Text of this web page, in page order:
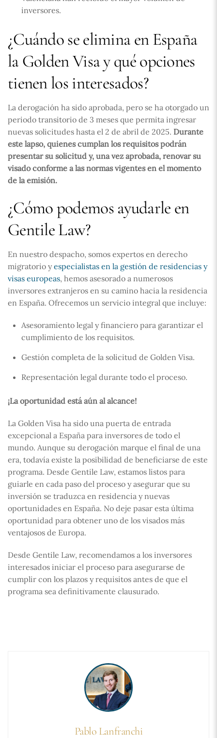
inversores.
¿Cuándo se elimina en España
la Golden Visa y qué opciones
tienen los interesados?
La derogación ha sido aprobada, pero se ha otorgado un
periodo transitorio de 3 meses que permita ingresar
nuevas solicitudes hasta el 2 de abril de 2025. Durante
este lapso, quienes cumplan los requisitos podrán
presentar su solicitud y, una vez aprobada, renovar su
visado conforme a las normas vigentes en el momento
de la emisión.
¿Cómo podemos ayudarle en
Gentile Law?
En nuestro despacho, somos expertos en derecho
migratorio yespecialistas en la gestión de residencias y
visas europeas, hemos asesorado a numerosos
inversores extranjeros en su camino hacia la residencia
en España. Ofrecemos un servicio integral que incluye:
Asesoramiento legal y financiero para garantizar el
cumplimiento de los requisitos.
Gestión completa de la solicitud de Golden Visa.
Representación legal durante todo el proceso.
¡La oportunidad está aún al alcance!
La Golden Visa ha sido una puerta de entrada
excepcional a España para inversores de todo el
mundo. Aunque su derogación marque el final de una
era, todavía existe la posibilidad de beneficiarse de este
programa. Desde Gentile Law, estamos listos para
guiarle en cada paso del proceso y asegurar que su
inversión se traduzca en residencia y nuevas
oportunidades en España. No deje pasar esta última
oportunidad para obtener uno de los visados más
ventajosos de Europa.
Desde Gentile Law, recomendamos a los inversores
interesados iniciar el proceso para asegurarse de
cumplir con los plazos y requisitos antes de que el
programa sea definitivamente clausurado.
Pablo Lanfranchi